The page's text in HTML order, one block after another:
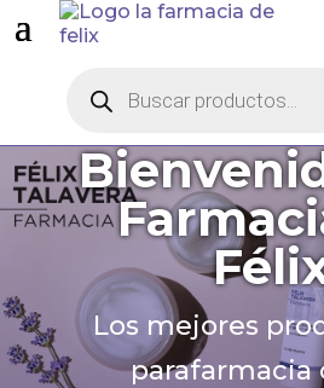
productos
Los mejores
parafarmacia